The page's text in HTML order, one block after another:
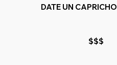
DATE UN CAPRICHO
$$$